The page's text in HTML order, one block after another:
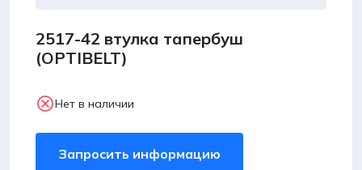
2517-42 втулка тапербуш
(OPTIBELT)
Нет в наличии
Запросить информацию